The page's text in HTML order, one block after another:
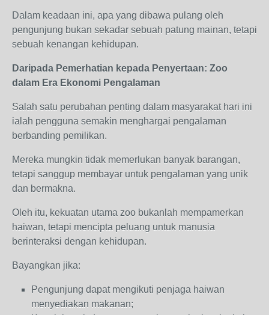
Dalam keadaan ini, apa yang dibawa pulang oleh
pengunjung bukan sekadar sebuah patung mainan, tetapi
sebuah kenangan kehidupan.
Daripada Pemerhatian kepada Penyertaan: Zoo
dalam Era Ekonomi Pengalaman
Salah satu perubahan penting dalam masyarakat hari ini
ialah pengguna semakin menghargai pengalaman
berbanding pemilikan.
Mereka mungkin tidak memerlukan banyak barangan,
tetapi sanggup membayar untuk pengalaman yang unik
dan bermakna.
Oleh itu, kekuatan utama zoo bukanlah mempamerkan
haiwan, tetapi mencipta peluang untuk manusia
berinteraksi dengan kehidupan.
Bayangkan jika:
Pengunjung dapat mengikuti penjaga haiwan
menyediakan makanan;